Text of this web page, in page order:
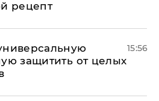
рецепт
защитить от целых
15:56